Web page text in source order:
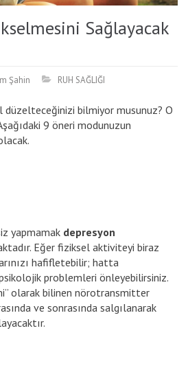
Sağlayacak
Şahin RUH SAĞLIĞI
düzelteceğinizi bilmiyor musunuz? O
9 öneri modunuzun
yapmamak depresyon
Eğer fiziksel aktiviteyi biraz
hafifletebilir; hatta
problemleri önleyebilirsiniz.
olarak bilinen nörotransmitter
ve sonrasında salgılanarak